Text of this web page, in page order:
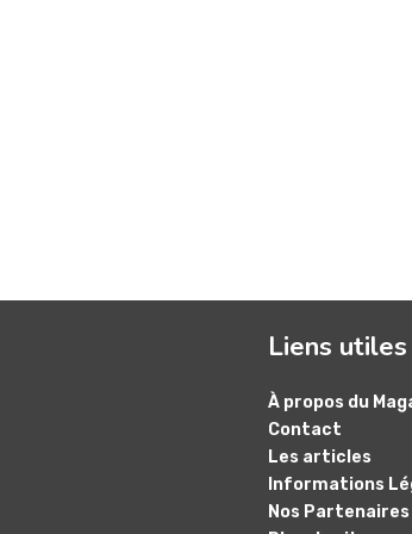
Liens utiles
À propos du
Contact
Les articles
Informations
Nos Partenaires